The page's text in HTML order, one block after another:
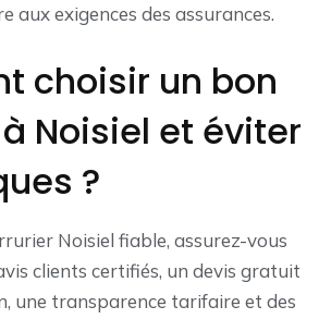
aux exigences des assurances.
choisir un bon
Noisiel et éviter
?
Noisiel fiable, assurez-vous
clients certifiés, un devis gratuit
une transparence tarifaire et des